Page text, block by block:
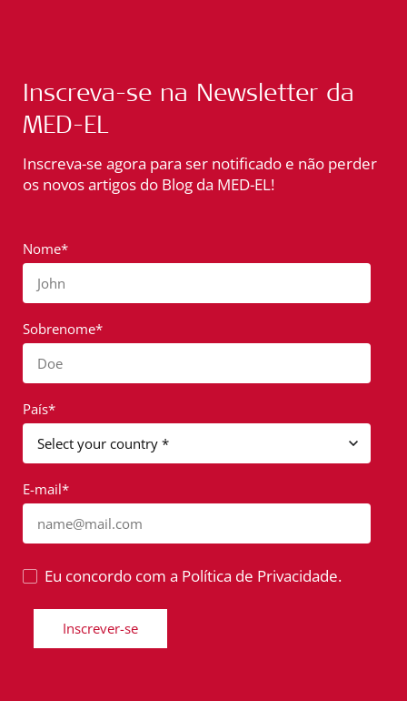
Inscreva-se na Newsletter da
MED-EL
Inscreva-se agora para ser notificado e não perder
os novos artigos do Blog da MED-EL!
Nome*
John
Sobrenome*
Doe
País*
E-mail*
name@mail.com
Eu concordo com a Política de Privacidade.
Inscrever-se